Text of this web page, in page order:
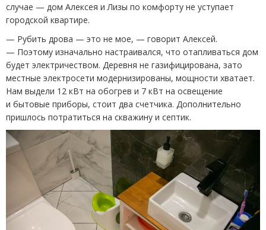
случае — дом Алексея и Лизы по комфорту не уступает
городской квартире.
— Рубить дрова — это не мое, — говорит Алексей.
— Поэтому изначально настраивался, что отапливаться дом
будет электричеством. Деревня не газифицирована, зато
местные электросети модернизированы, мощности хватает.
Нам выдели 12 кВт на обогрев и 7 кВт на освещение
и бытовые приборы, стоит два счетчика. Дополнительно
пришлось потратиться на скважину и септик.